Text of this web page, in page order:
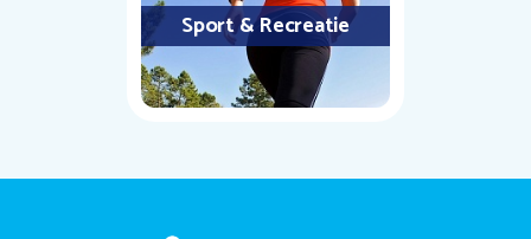
Sport & Recreatie